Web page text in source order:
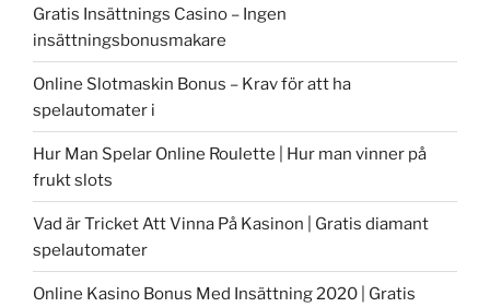
Gratis Insättnings Casino – Ingen
insättningsbonusmakare
Online Slotmaskin Bonus – Krav för att ha
spelautomater i
Hur Man Spelar Online Roulette | Hur man vinner på
frukt slots
Vad är Tricket Att Vinna På Kasinon | Gratis diamant
spelautomater
Online Kasino Bonus Med Insättning 2020 | Gratis